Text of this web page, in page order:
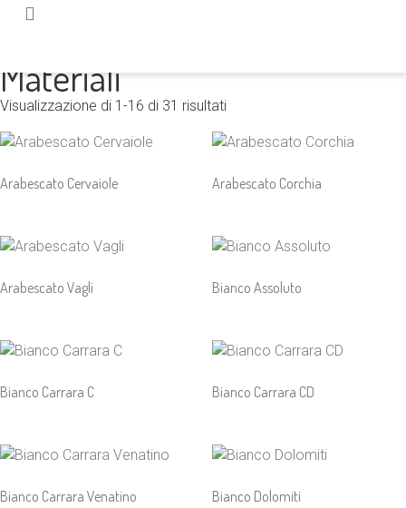
Materiali
Visualizzazione di 1-16 di 31 risultati
Arabescato Cervaiole Arabescato Corchia
Arabescato Vagli Bianco Assoluto
Bianco Carrara C Bianco Carrara CD
Bianco Carrara Venatino Bianco Dolomiti